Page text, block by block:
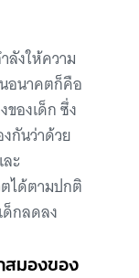
ลังให้ความ
อนาคตก็คือ
องเด็กซึ่ง
กันว่าด้วย
ะ
ได้ตามปกติ
ด็กลดลง
สมองของ